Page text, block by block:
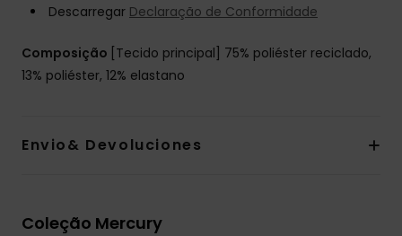
Descarregar Declaração de Conformidade
Composição [Tecido principal] 75% poliéster reciclado,
13% poliéster, 12% elastano
Envio& Devoluciones
Coleção Mercury